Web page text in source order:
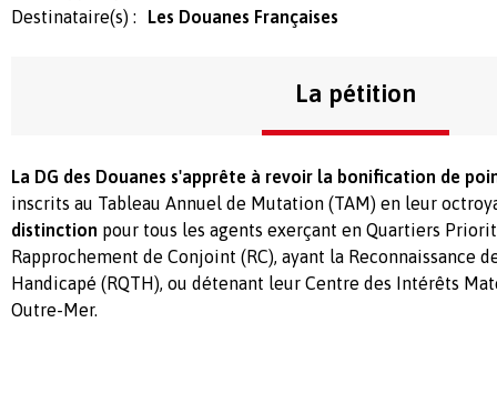
Destinataire(s) :
Les Douanes Françaises
La pétition
La DG des Douanes s'apprête à revoir la bonification de
inscrits au Tableau Annuel de Mutation (TAM) en leur
distinction pour tous les agents exerçant en Quartiers
Rapprochement de Conjoint (RC), ayant la Reconnaissance
Handicapé (RQTH), ou détenant leur Centre des Intérêts
Outre-Mer.